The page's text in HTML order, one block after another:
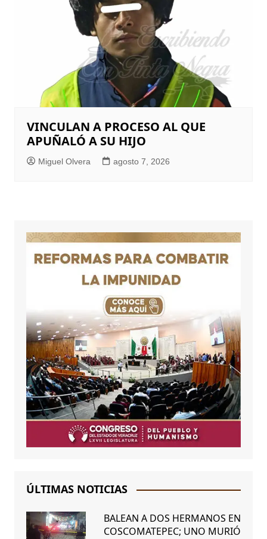
VINCULAN A PROCESO AL QUE
APUÑALÓ A SU HIJO
Miguel Olvera agosto 7, 2026
ÚLTIMAS NOTICIAS
BALEAN A DOS HERMANOS EN
COSCOMATEPEC; UNO MURIÓ